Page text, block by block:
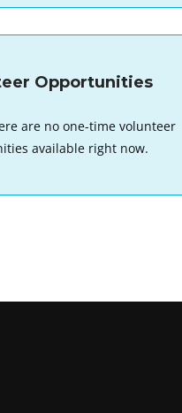
Opportunities
are no one-time volunteer
available right now.